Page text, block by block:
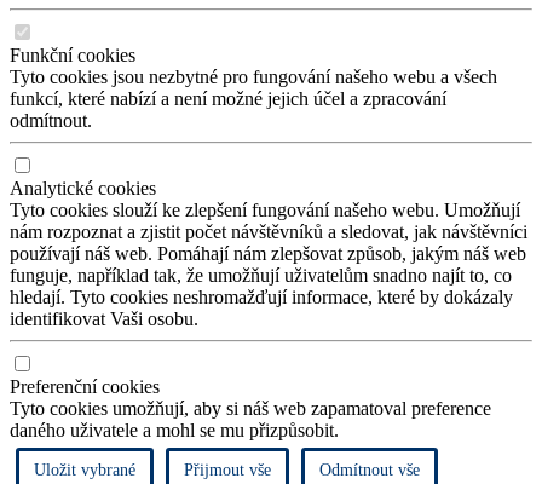
Funkční cookies
Tyto cookies jsou nezbytné pro fungování našeho webu a všech
funkcí, které nabízí a není možné jejich účel a zpracování
odmítnout.
Analytické cookies
Tyto cookies slouží ke zlepšení fungování našeho webu. Umožňují
nám rozpoznat a zjistit počet návštěvníků a sledovat, jak návštěvníci
používají náš web. Pomáhají nám zlepšovat způsob, jakým náš web
funguje, například tak, že umožňují uživatelům snadno najít to, co
hledají. Tyto cookies neshromažďují informace, které by dokázaly
identifikovat Vaši osobu.
Preferenční cookies
Tyto cookies umožňují, aby si náš web zapamatoval preference
daného uživatele a mohl se mu přizpůsobit.
Uložit vybrané Přijmout vše Odmítnout vše